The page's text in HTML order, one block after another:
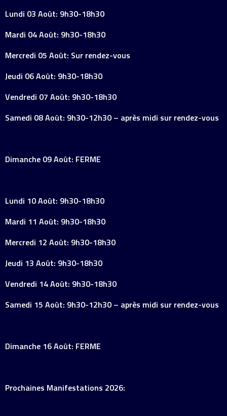
Lundi 03 Août: 9h30-18h30
Mardi 04 Août: 9h30-18h30
Mercredi 05 Août: Sur rendez-vous
Jeudi 06 Août: 9h30-18h30
Vendredi 07 Août: 9h30-18h30
Samedi 08 Août: 9h30-12h30 – après midi sur rendez-vous
Dimanche 09 Août: FERME
Lundi 10 Août: 9h30-18h30
Mardi 11 Août: 9h30-18h30
Mercredi 12 Août: 9h30-18h30
Jeudi 13 Août: 9h30-18h30
Vendredi 14 Août: 9h30-18h30
Samedi 15 Août: 9h30-12h30 – après midi sur rendez-vous
Dimanche 16 Août: FERME
Prochaines Manifestations 2026: